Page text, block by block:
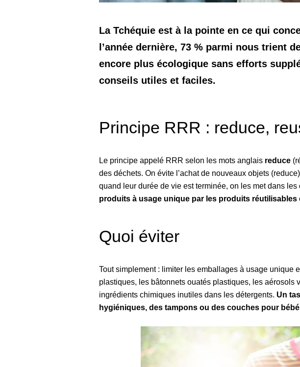
La Tchéquie est à la pointe en ce qui
l’année dernière, 73 % parmi nous trient
encore plus écologique sans efforts
conseils utiles et faciles.
Principe RRR : reduce,
Le principe appelé RRR selon les mots anglais reduce
des déchets. On évite l’achat de nouveaux objets
quand leur durée de vie est terminée, on les met dans les
produits à usage unique par les produits
Quoi éviter
Tout simplement : limiter les emballages à usage
plastiques, les bâtonnets ouatés plastiques, les aérosols
ingrédients chimiques inutiles dans les détergents. Un
hygiéniques, des tampons ou des couches pour